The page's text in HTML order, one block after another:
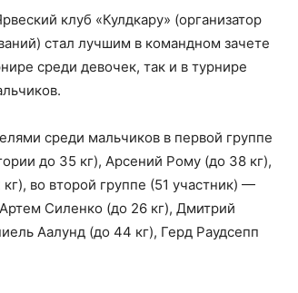
клуб «Кулдкару» (организатор
стал лучшим в командном зачете
среди девочек, так и в турнире
среди мальчиков в первой группе
до 35 кг), Арсений Рому (до 38 кг),
во второй группе (51 участник) —
Силенко (до 26 кг), Дмитрий
Аалунд (до 44 кг), Герд Раудсепп